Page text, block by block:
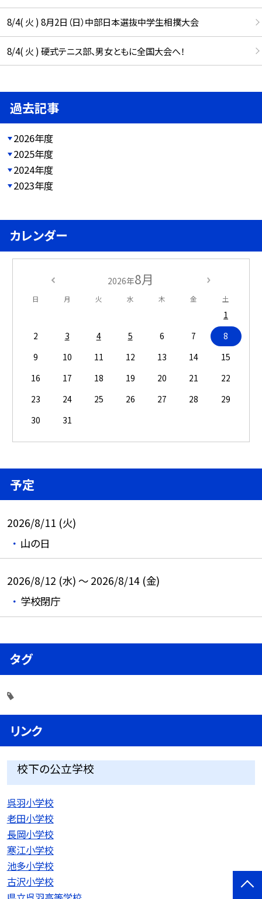
8/4( 火 ) 8月2日（日）中部日本選抜中学生相撲大会
8/4( 火 ) 硬式テニス部、男女ともに全国大会へ！
過去記事
2026年度
2025年度
2024年度
2023年度
カレンダー
2026年8月
日 月 火 水 木 金 土
1
2
3 4 5 6 7
8
9
10 11 12 13 14
15
16
17 18 19 20 21
22
23
24 25 26 27 28
29
30
31
予定
2026/8/11 (火)
山の日
2026/8/12 (水) ～ 2026/8/14 (金)
学校閉庁
タグ
リンク
校下の公立学校
呉羽小学校
老田小学校
長岡小学校
寒江小学校
池多小学校
古沢小学校